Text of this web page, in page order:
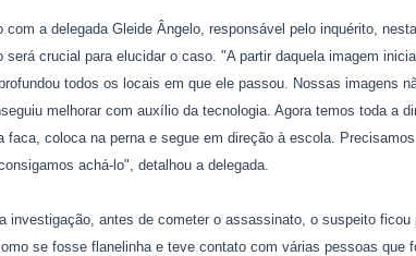
com a delegada Gleide Ângelo, responsável pelo inquérito,
será crucial para elucidar o caso. "A partir daquela imagem
todos os locais em que ele passou. Nossas imagens
melhorar com auxílio da tecnologia. Agora temos toda a
faca, coloca na perna e segue em direção à escola.
achá-lo", detalhou a delegada.
investigação, antes de cometer o assassinato, o suspeito
se fosse flanelinha e teve contato com várias pessoas que